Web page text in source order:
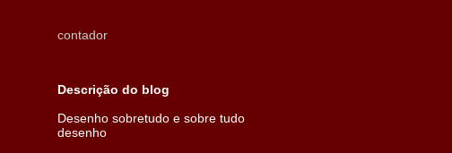
contador
Descrição do blog
Desenho sobretudo e sobre tudo
desenho